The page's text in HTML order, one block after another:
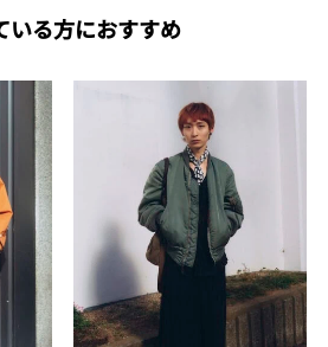
いる方におすすめ